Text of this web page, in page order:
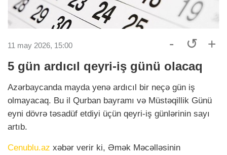
11 may 2026, 15:00 - ↺ +
5 gün ardıcıl qeyri-iş günü olacaq
Azərbaycanda mayda yenə ardıcıl bir neçə gün iş
olmayacaq. Bu il Qurban bayramı və Müstəqillik Günü
eyni dövrə təsadüf etdiyi üçün qeyri-iş günlərinin sayı
artıb.
Cenublu.az xəbər verir ki, Əmək Məcəlləsinin